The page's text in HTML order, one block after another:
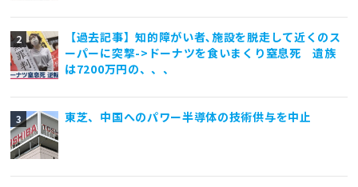
【過去記事】知的障がい者､施設を脱走して近くのス
ーパーに突撃->ドーナツを食いまくり窒息死 遺族
は7200万円の、、、
東芝、中国へのパワー半導体の技術供与を中止